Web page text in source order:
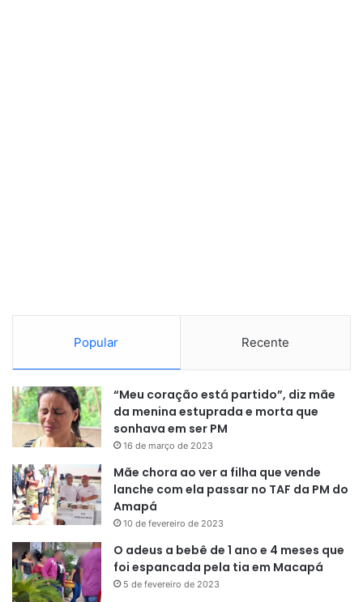
Popular Recente
“Meu coração está partido”, diz mãe
da menina estuprada e morta que
sonhava em ser PM
16 de março de 2023
Mãe chora ao ver a filha que vende
lanche com ela passar no TAF da PM do
Amapá
10 de fevereiro de 2023
O adeus a bebê de 1 ano e 4 meses que
foi espancada pela tia em Macapá
5 de fevereiro de 2023